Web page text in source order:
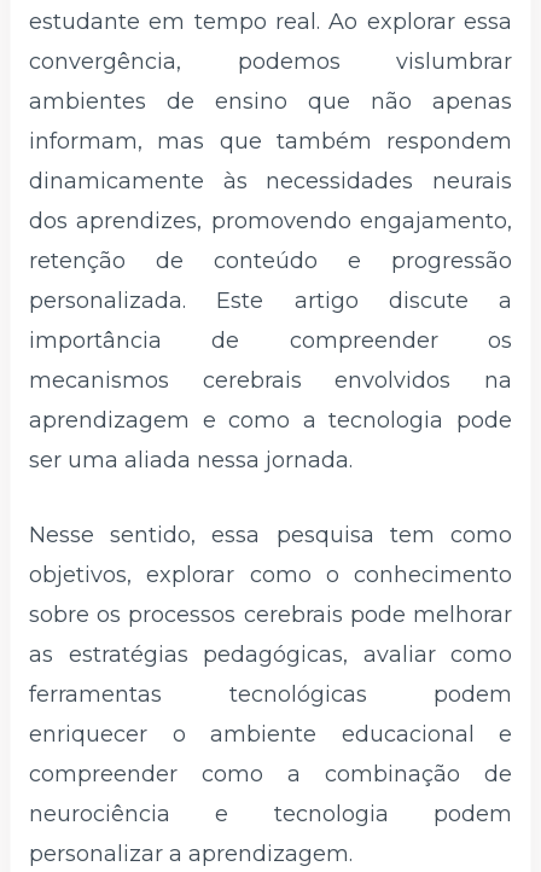
estudante em tempo real. Ao explorar essa
convergência, podemos vislumbrar
ambientes de ensino que não apenas
informam, mas que também respondem
dinamicamente às necessidades neurais
dos aprendizes, promovendo engajamento,
retenção de conteúdo e progressão
personalizada. Este artigo discute a
importância de compreender os
mecanismos cerebrais envolvidos na
aprendizagem e como a tecnologia pode
ser uma aliada nessa jornada.
Nesse sentido, essa pesquisa tem como
objetivos, explorar como o conhecimento
sobre os processos cerebrais pode melhorar
as estratégias pedagógicas, avaliar como
ferramentas tecnológicas podem
enriquecer o ambiente educacional e
compreender como a combinação de
neurociência e tecnologia podem
personalizar a aprendizagem.